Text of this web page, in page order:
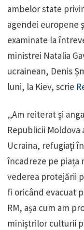
ambelor state
agendei europene
examinate la
ministrei Natalia
ucrainean, Denis
luni, la Kiev, scrie
„Am reiterat și
Republicii
Ucraina, refugiați
încadreze pe piața
vederea protejării
fi oricând evacuat
RM, așa cum am
miniștrilor culturii